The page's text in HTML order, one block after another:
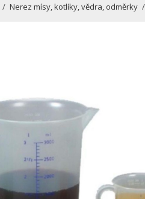
Nerez mísy, kotlíky, vědra, odměrky